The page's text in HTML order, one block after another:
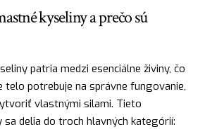
kyseliny a prečo sú
patria medzi esenciálne živiny, čo
telo potrebuje na správne fungovanie,
vlastnými silami. Tieto
delia do troch hlavných kategórií: